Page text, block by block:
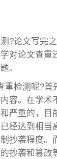
?论文写完
对论文查重
。
重检测呢?首
容。在学术
严重的，目
经达到相当
抄袭程度。
抄袭和篡改